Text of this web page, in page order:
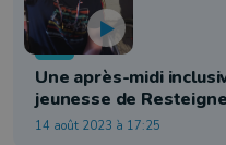
Info
Une après-midi
jeunesse de Resteigne
14 août 2023 à 17:25